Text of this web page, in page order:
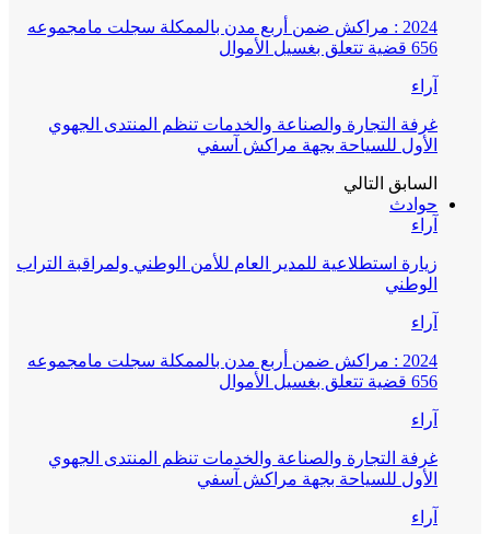
2024 : مراكش ضمن أربع مدن بالممكلة سجلت مامجموعه
656 قضية تتعلق بغسيل الأموال
آراء
غرفة التجارة والصناعة والخدمات تنظم المنتدى الجهوي
الأول للسياحة بجهة مراكش آسفي
السابق التالي
حوادث
آراء
زيارة استطلاعية للمدير العام للأمن الوطني ولمراقبة التراب
الوطني
آراء
2024 : مراكش ضمن أربع مدن بالممكلة سجلت مامجموعه
656 قضية تتعلق بغسيل الأموال
آراء
غرفة التجارة والصناعة والخدمات تنظم المنتدى الجهوي
الأول للسياحة بجهة مراكش آسفي
آراء